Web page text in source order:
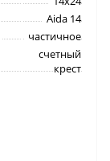
Aida 14
частичное
счетный
крест